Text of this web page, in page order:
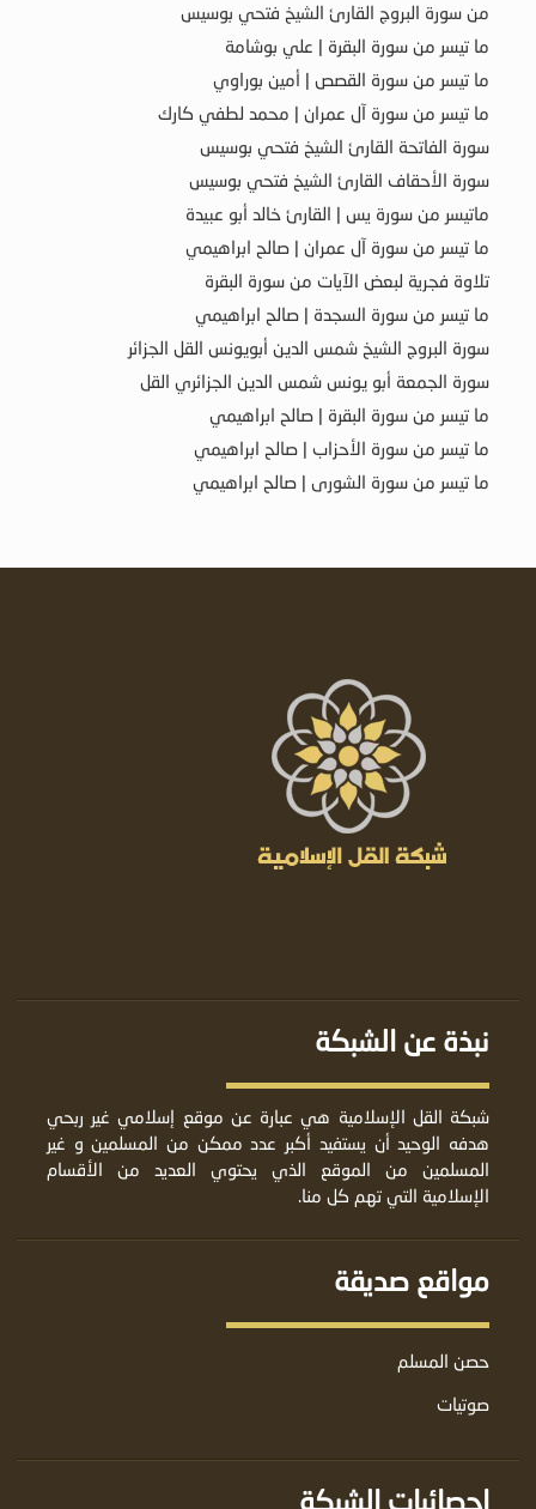
من سورة البروج القارئ الشيخ فتحي بوسيس
ما تيسر من سورة البقرة | علي بوشامة
ما تيسر من سورة القصص | أمين بوراوي
ما تيسر من سورة آل عمران | محمد لطفي كارك
سورة الفاتحة القارئ الشيخ فتحي بوسيس
سورة الأحقاف القارئ الشيخ فتحي بوسيس
ماتيسر من سورة يس | القارئ خالد أبو عبيدة
ما تيسر من سورة آل عمران | صالح ابراهيمي
تلاوة فجرية لبعض الآيات من سورة البقرة
ما تيسر من سورة السجدة | صالح ابراهيمي
سورة البروج الشيخ شمس الدين أبويونس القل الجزائر
سورة الجمعة أبو يونس شمس الدين الجزائري القل
ما تيسر من سورة البقرة | صالح ابراهيمي
ما تيسر من سورة الأحزاب | صالح ابراهيمي
ما تيسر من سورة الشورى | صالح ابراهيمي
نبذة عن الشبكة
شبكة القل الإسلامية هي عبارة عن موقع إسلامي غير ربحي
هدفه الوحيد أن يستفيد أكبر عدد ممكن من المسلمين و غير
المسلمين من الموقع الذي يحتوي العديد من الأقسام
الإسلامية التي تهم كل منا.
مواقع صديقة
حصن المسلم
صوتيات
إحصائيات الشبكة